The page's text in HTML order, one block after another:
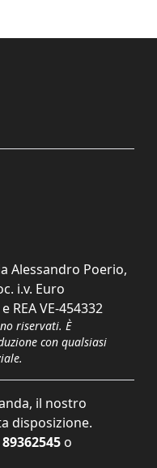
Alessandro Poerio,
i.v. Euro
REA VE-454332
riservati. È
con qualsiasi
il nostro
disposizione.
o